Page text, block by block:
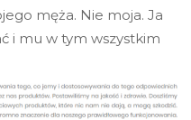
męża. Nie moja. Ja
i mu w tym wszystkim